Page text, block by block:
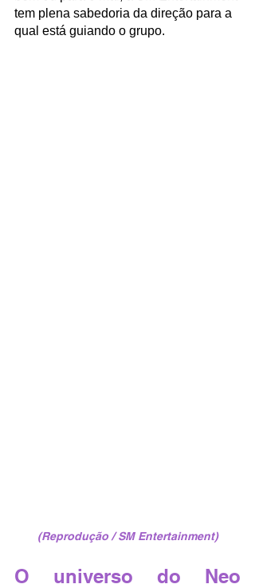
tem plena sabedoria da direção para a
qual está guiando o grupo.
(Reprodução / SM Entertainment)
O universo do Neo